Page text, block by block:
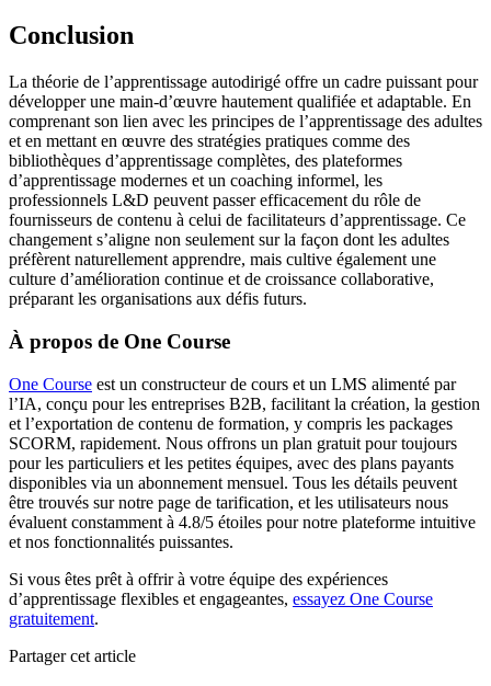
Conclusion
La théorie de l’apprentissage autodirigé offre un cadre puissant pour
développer une main-d’œuvre hautement qualifiée et adaptable. En
comprenant son lien avec les principes de l’apprentissage des adultes
et en mettant en œuvre des stratégies pratiques comme des
bibliothèques d’apprentissage complètes, des plateformes
d’apprentissage modernes et un coaching informel, les
professionnels L&D peuvent passer efficacement du rôle de
fournisseurs de contenu à celui de facilitateurs d’apprentissage. Ce
changement s’aligne non seulement sur la façon dont les adultes
préfèrent naturellement apprendre, mais cultive également une
culture d’amélioration continue et de croissance collaborative,
préparant les organisations aux défis futurs.
À propos de One Course
One Course est un constructeur de cours et un LMS alimenté par
l’IA, conçu pour les entreprises B2B, facilitant la création, la gestion
et l’exportation de contenu de formation, y compris les packages
SCORM, rapidement. Nous offrons un plan gratuit pour toujours
pour les particuliers et les petites équipes, avec des plans payants
disponibles via un abonnement mensuel. Tous les détails peuvent
être trouvés sur notre page de tarification, et les utilisateurs nous
évaluent constamment à 4.8/5 étoiles pour notre plateforme intuitive
et nos fonctionnalités puissantes.
Si vous êtes prêt à offrir à votre équipe des expériences
d’apprentissage flexibles et engageantes, essayez One Course
gratuitement.
Partager cet article